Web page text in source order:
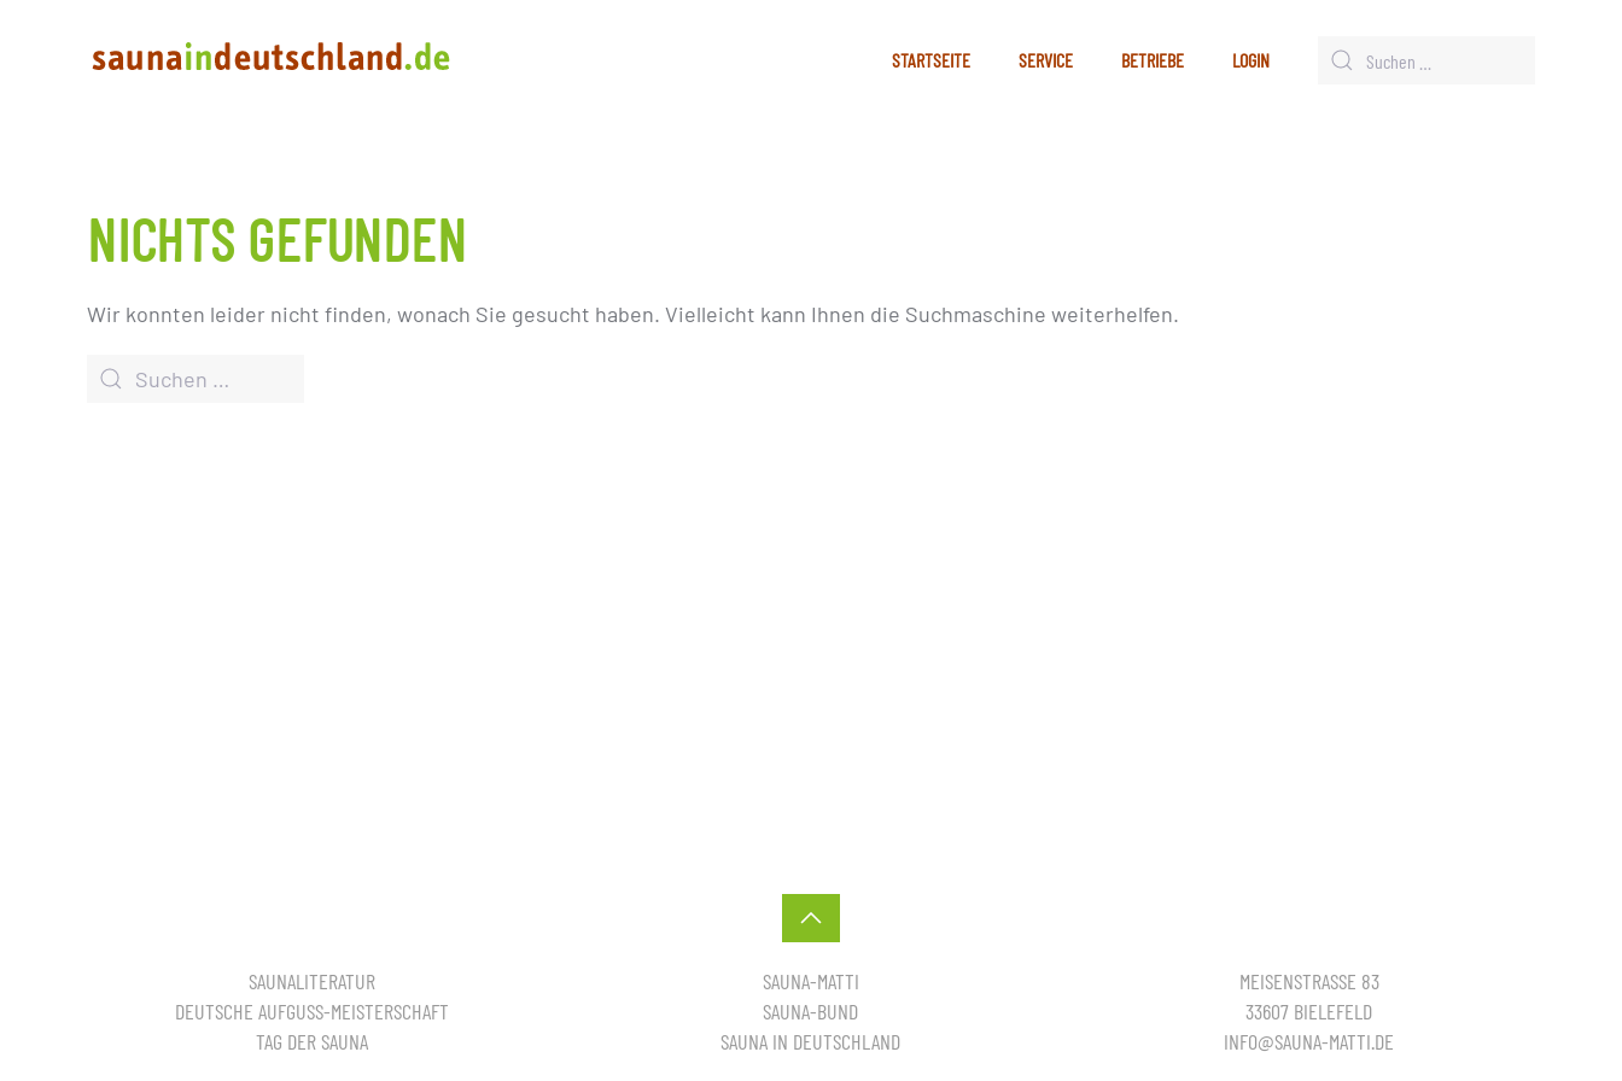
STARTSEITE SERVICE BETRIEBE LOGIN
NICHTS GEFUNDEN
Wir konnten leider nicht finden, wonach Sie gesucht haben. Vielleicht kann Ihnen die Suchmaschine weiterhelfen.
SAUNALITERATUR
DEUTSCHE AUFGUSS-MEISTERSCHAFT
TAG DER SAUNA
SAUNA-MATTI
SAUNA-BUND
SAUNA IN DEUTSCHLAND
MEISENSTRASSE 83
33607 BIELEFELD
INFO@SAUNA-MATTI.DE